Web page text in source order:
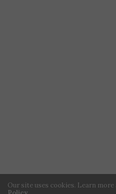
Our site uses cookies. Learn